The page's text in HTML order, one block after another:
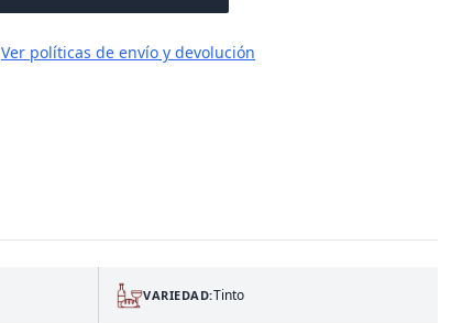
Ver políticas de envío y devolución
VARIEDAD:Tinto